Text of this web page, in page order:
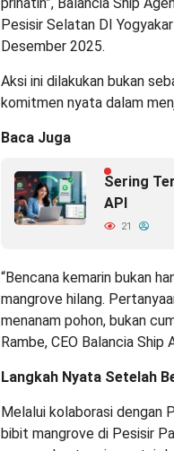
Pesisir Selatan DI
Desember 2025.
Aksi ini dilakukan bukan
komitmen nyata dalam
Baca Juga
Sering
API
21
“Bencana kemarin bukan
mangrove hilang.
menanam pohon, bukan
Rambe, CEO Balancia Ship
Langkah Nyata Setelah
Melalui kolaborasi dengan
bibit mangrove di Pesisir